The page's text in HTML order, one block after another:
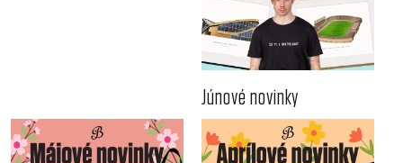
Júnové novinky